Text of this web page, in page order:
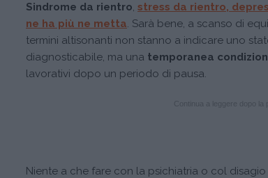
Sindrome da rientro, stress da rientro,
ne ha più ne metta. Sarà bene, a scanso di
termini altisonanti non stanno a indicare uno
diagnosticabile, ma una temporanea
lavorativi dopo un periodo di pausa.
Niente a che fare con la psichiatria o col